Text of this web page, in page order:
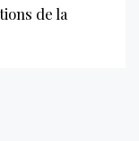
de la